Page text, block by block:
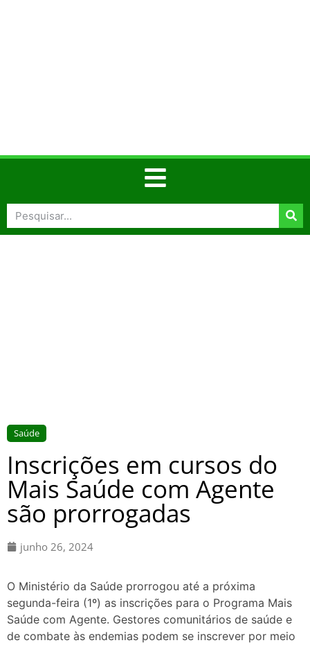
Saúde
Inscrições em cursos do
Mais Saúde com Agente
são prorrogadas
junho 26, 2024
O Ministério da Saúde prorrogou até a próxima
segunda-feira (1º) as inscrições para o Programa Mais
Saúde com Agente. Gestores comunitários de saúde e
de combate às endemias podem se inscrever por meio